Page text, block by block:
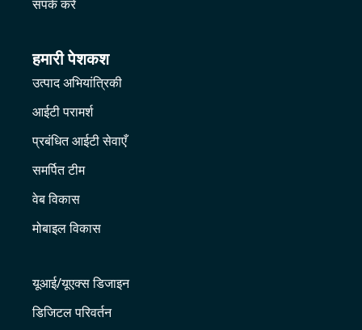
संपर्क करें
हमारी पेशकश
उत्पाद अभियांत्रिकी
आईटी परामर्श
प्रबंधित आईटी सेवाएँ
समर्पित टीम
वेब विकास
मोबाइल विकास
यूआई/यूएक्स डिजाइन
डिजिटल परिवर्तन